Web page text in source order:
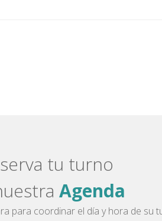
tu turno
Agenda
para coordinar el día y hora de su